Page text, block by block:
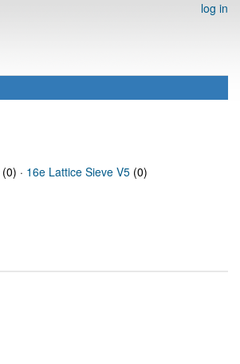
log in
(0) · 16e Lattice Sieve V5 (0)